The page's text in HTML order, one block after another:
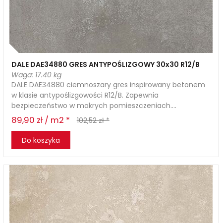
DALE DAE34880 GRES ANTYPOŚLIZGOWY 30x30 R12/B
Waga: 17.40 kg
DALE DAE34880 ciemnoszary gres inspirowany betonem
w klasie antypoślizgowości R12/B. Zapewnia
bezpieczeństwo w mokrych pomieszczeniach....
89,90 zł / m2 *
102,52 zł *
Do koszyka